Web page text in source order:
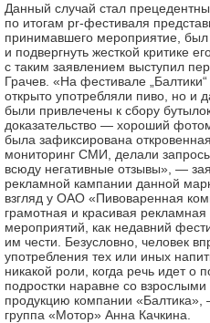
Данный случай стал
по итогам pr-фестиваля
принимавшего мероприятие,
и подвергнуть жесткой критике
с таким заявлением выступил
Грачев. «На фестивале
открыто употребляли пиво, но и
были привлечены к сбору
доказательство — хороший
была зафиксирована
мониторинг СМИ, делали
всюду негативные отзывы», —
рекламной кампании данной
взгляд у ОАО «Пивоваренная
грамотная и красивая
мероприятий, как недавний
им чести. Безусловно, человек
употребления тех или иных
никакой роли, когда речь идет о
подростки наравне со
продукцию компании
группа «Мотор» Анна Качкина.